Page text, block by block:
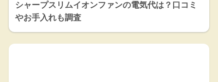
シャープスリムイオンファンの電気代は？口コミ
やお手入れも調査